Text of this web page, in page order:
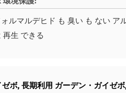
ルマルデヒド も 臭い も ない ア
再生 できる
ゼボ, 長期利用 ガーデン・ガイゼボ